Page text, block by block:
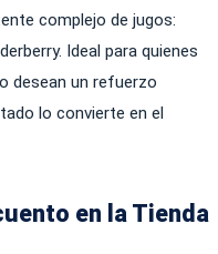
complejo de jugos:
Ideal para quienes
desean un refuerzo
lo convierte en el
en la Tienda